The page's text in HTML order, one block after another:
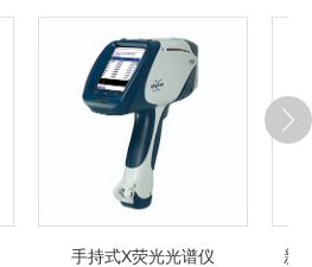
手持式X荧光光谱仪